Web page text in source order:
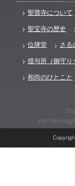
聖寶寺について
聖宝寺の歴史
位牌堂
さる
授与所（御守り
和尚のひとこと
and the